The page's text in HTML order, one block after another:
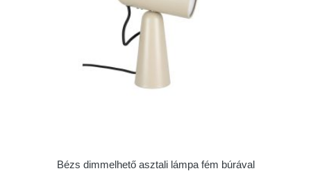
Bézs dimmelhető asztali lámpa fém búrával